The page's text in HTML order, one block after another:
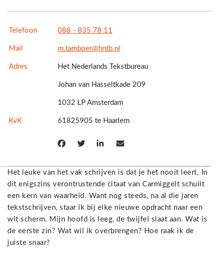
Telefoon 088 - 835 78 11
Mail m.tamboer@hntb.nl
Adres Het Nederlands Tekstbureau
Johan van Hasseltkade 209
1032 LP Amsterdam
KvK 61825905 te Haarlem
Het leuke van het vak schrijven is dat je het nooit leert. In
dit enigszins verontrustende citaat van Carmiggelt schuilt
een kern van waarheid. Want nog steeds, na al die jaren
tekstschrijven, staar ik bij elke nieuwe opdracht naar een
wit scherm. Mijn hoofd is leeg, de twijfel slaat aan. Wat is
de eerste zin? Wat wil ik overbrengen? Hoe raak ik de
juiste snaar?